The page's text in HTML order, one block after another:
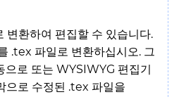
변환하여 편집할 수 있습니다.
.tex 파일로 변환하십시오. 그
으로 또는 WYSIWYG 편집기
으로 수정된 .tex 파일을